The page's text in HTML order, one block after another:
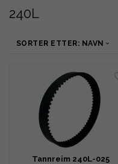
240L
SORTER ETTER: NAVN
Tannreim 240L-025